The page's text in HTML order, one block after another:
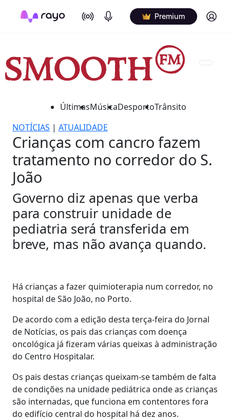
On Air Podcasts Premium Log in
ÚltimasMúsicaDesportoTrânsito
NOTÍCIAS | ATUALIDADE
Crianças com cancro fazem
tratamento no corredor do S.
João
Governo diz apenas que verba
para construir unidade de
pediatria será transferida em
breve, mas não avança quando.
Há crianças a fazer quimioterapia num corredor, no
hospital de São João, no Porto.
De acordo com a edição desta terça-feira do Jornal
de Notícias, os pais das crianças com doença
oncológica já fizeram várias queixas à administração
do Centro Hospitalar.
Os pais destas crianças queixam-se também de falta
de condições na unidade pediátrica onde as crianças
são internadas, que funciona em contentores fora
do edifício central do hospital há dez anos.